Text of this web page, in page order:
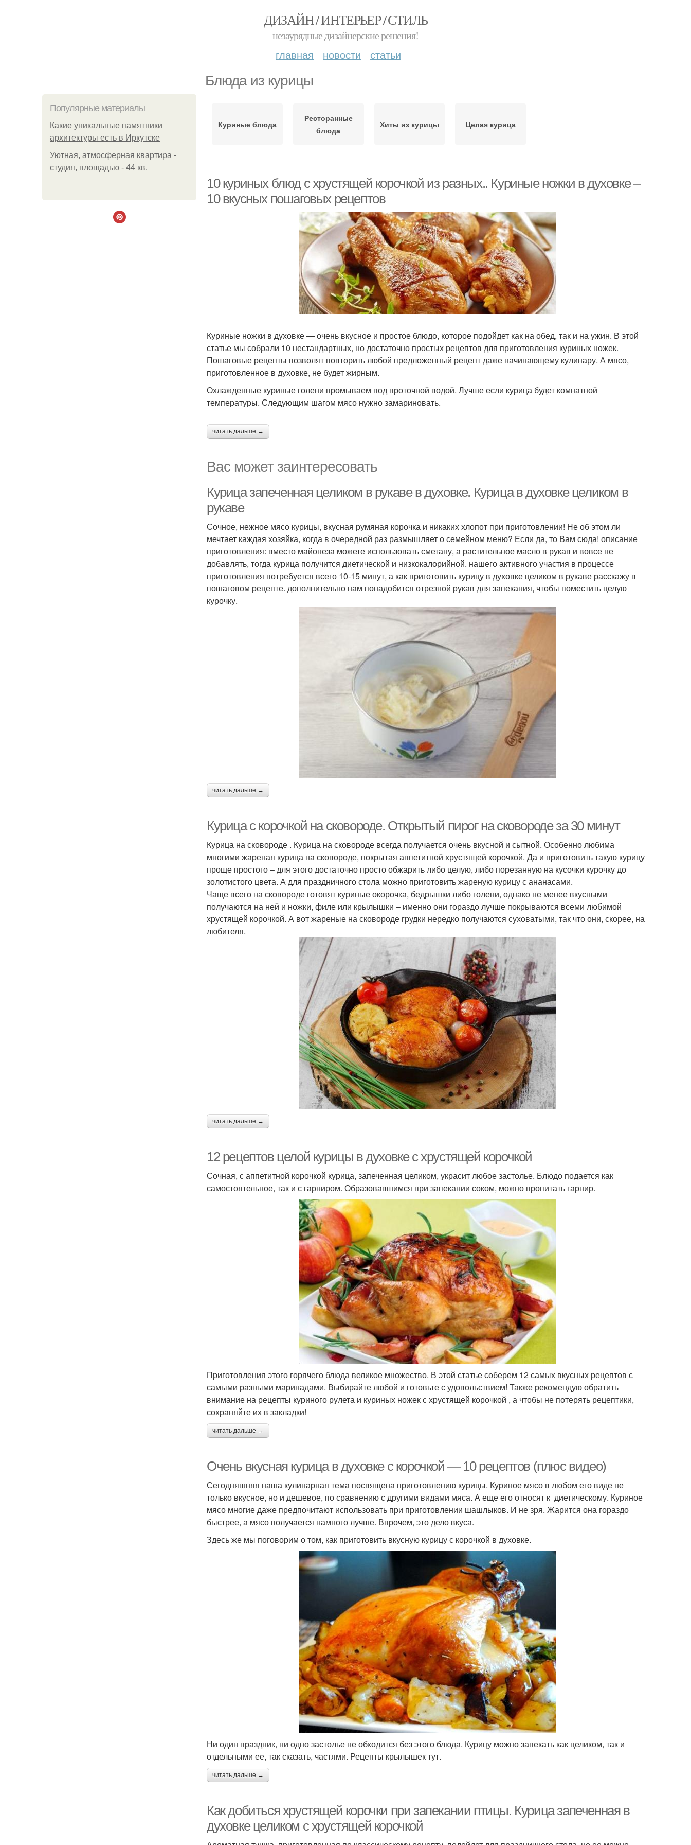
ДИЗАЙН / ИНТЕРЬЕР / СТИЛЬ
незаурядные дизайнерские решения!
главная новости статьи
Блюда из курицы
Популярные материалы
Какие уникальные памятники
архитектуры есть в Иркутске
Уютная, атмосферная квартира -
студия, площадью - 44 кв.
Куриные блюда
Ресторанные
блюда
Хиты из курицы Целая курица
10 куриных блюд с хрустящей корочкой из разных.. Куриные ножки в духовке –
10 вкусных пошаговых рецептов
Куриные ножки в духовке — очень вкусное и простое блюдо, которое подойдет как на обед, так и на ужин. В этой
статье мы собрали 10 нестандартных, но достаточно простых рецептов для приготовления куриных ножек.
Пошаговые рецепты позволят повторить любой предложенный рецепт даже начинающему кулинару. А мясо,
приготовленное в духовке, не будет жирным.
Охлажденные куриные голени промываем под проточной водой. Лучше если курица будет комнатной
температуры. Следующим шагом мясо нужно замариновать.
читать дальше →
Вас может заинтересовать
Курица запеченная целиком в рукаве в духовке. Курица в духовке целиком в
рукаве
Сочное, нежное мясо курицы, вкусная румяная корочка и никаких хлопот при приготовлении! Не об этом ли
мечтает каждая хозяйка, когда в очередной раз размышляет о семейном меню? Если да, то Вам сюда! описание
приготовления: вместо майонеза можете использовать сметану, а растительное масло в рукав и вовсе не
добавлять, тогда курица получится диетической и низкокалорийной. нашего активного участия в процессе
приготовления потребуется всего 10-15 минут, а как приготовить курицу в духовке целиком в рукаве расскажу в
пошаговом рецепте. дополнительно нам понадобится отрезной рукав для запекания, чтобы поместить целую
курочку.
читать дальше →
Курица с корочкой на сковороде. Открытый пирог на сковороде за 30 минут
Курица на сковороде . Курица на сковороде всегда получается очень вкусной и сытной. Особенно любима
многими жареная курица на сковороде, покрытая аппетитной хрустящей корочкой. Да и приготовить такую курицу
проще простого – для этого достаточно просто обжарить либо целую, либо порезанную на кусочки курочку до
золотистого цвета. А для праздничного стола можно приготовить жареную курицу с ананасами.
Чаще всего на сковороде готовят куриные окорочка, бедрышки либо голени, однако не менее вкусными
получаются на ней и ножки, филе или крылышки – именно они гораздо лучше покрываются всеми любимой
хрустящей корочкой. А вот жареные на сковороде грудки нередко получаются суховатыми, так что они, скорее, на
любителя.
читать дальше →
12 рецептов целой курицы в духовке с хрустящей корочкой
Сочная, с аппетитной корочкой курица, запеченная целиком, украсит любое застолье. Блюдо подается как
самостоятельное, так и с гарниром. Образовавшимся при запекании соком, можно пропитать гарнир.
Приготовления этого горячего блюда великое множество. В этой статье соберем 12 самых вкусных рецептов с
самыми разными маринадами. Выбирайте любой и готовьте с удовольствием! Также рекомендую обратить
внимание на рецепты куриного рулета и куриных ножек с хрустящей корочкой , а чтобы не потерять рецептики,
сохраняйте их в закладки!
читать дальше →
Очень вкусная курица в духовке с корочкой — 10 рецептов (плюс видео)
Сегодняшняя наша кулинарная тема посвящена приготовлению курицы. Куриное мясо в любом его виде не
только вкусное, но и дешевое, по сравнению с другими видами мяса. А еще его относят к диетическому. Куриное
мясо многие даже предпочитают использовать при приготовлении шашлыков. И не зря. Жарится она гораздо
быстрее, а мясо получается намного лучше. Впрочем, это дело вкуса.
Здесь же мы поговорим о том, как приготовить вкусную курицу с корочкой в духовке.
Ни один праздник, ни одно застолье не обходится без этого блюда. Курицу можно запекать как целиком, так и
отдельными ее, так сказать, частями. Рецепты крылышек тут.
читать дальше →
Как добиться хрустящей корочки при запекании птицы. Курица запеченная в
духовке целиком с хрустящей корочкой